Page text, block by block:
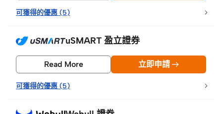
可獲得的優惠 (5)
uSMART 盈立證券
Read More 立即申請
可獲得的優惠 (5)